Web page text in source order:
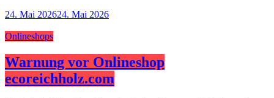
24. Mai 202624. Mai 2026
Onlineshops
Warnung vor Onlineshop
ecoreichholz.com